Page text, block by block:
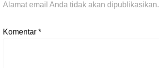
Alamat email Anda tidak akan dipublikasikan.
Komentar *